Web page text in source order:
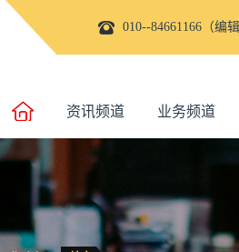
010--84661166（编辑
资讯频道 业务频道